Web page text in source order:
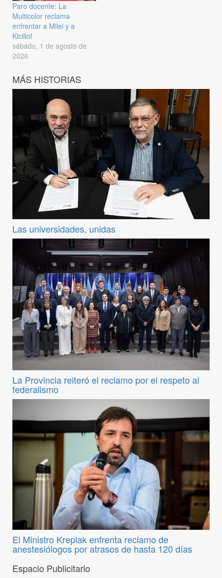
Paro docente: La
Multicolor reclama
enfrentar a Milei y a
Kicillof
sábado, 1 de agosto de
2026
MÁS HISTORIAS
Las universidades, unidas
La Provincia reiteró el reclamo por el respeto al
federalismo
El Ministro Kreplak enfrenta reclamo de
anestesiólogos por atrasos de hasta 120 días
Espacio Publicitario